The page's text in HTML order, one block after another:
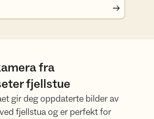
fra
fjellstue
gir deg oppdaterte bilder av
fjellstua og er perfekt for